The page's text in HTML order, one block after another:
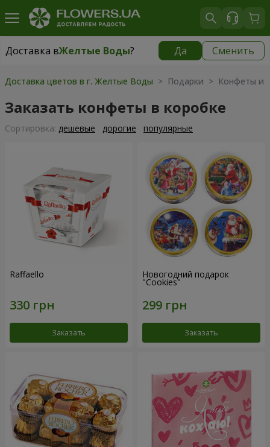
Доставка вЖелтые Воды? Да Сменить
Доставка вЖелтые Воды|
Доставка цветов в г. Желтые Воды > Подарки > Конфеты и
Заказать конфеты в коробке
Cортировка: дешевые дорогие популярные
Raffaello
Заказать
Новогодний подарок
"Cookies"
Заказать